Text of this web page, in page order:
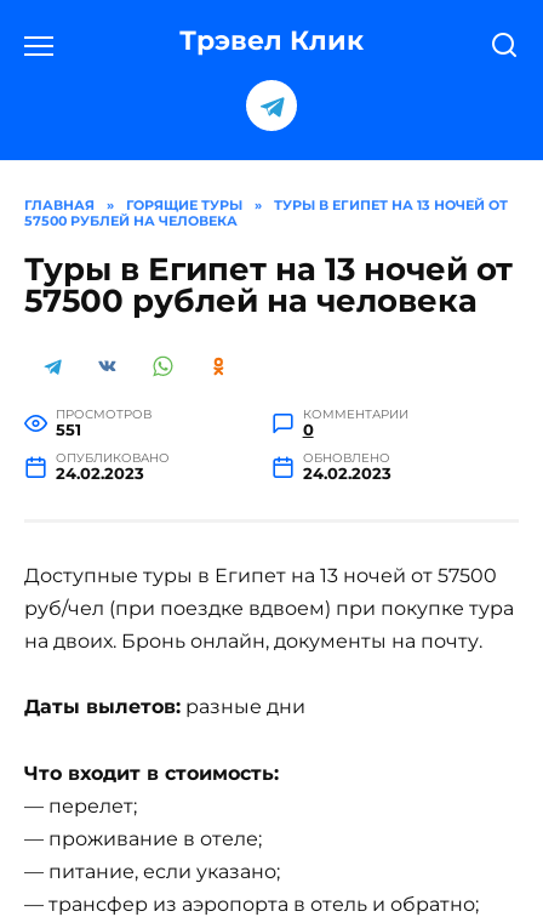
содержанию
Трэвел Клик
ГЛАВНАЯ » ГОРЯЩИЕ ТУРЫ »
ТУРЫ В ЕГИПЕТ НА 13 НОЧЕЙ ОТ
57500 РУБЛЕЙ НА ЧЕЛОВЕКА
Туры в Египет на 13 ночей от
57500 рублей на человека
ПРОСМОТРОВ
551
КОММЕНТАРИИ
0
ОПУБЛИКОВАНО
24.02.2023
ОБНОВЛЕНО
24.02.2023
Доступные туры в Египет на 13 ночей от 57500
руб/чел (при поездке вдвоем) при покупке тура
на двоих. Бронь онлайн, документы на почту.
Даты вылетов: разные дни
Что входит в стоимость:
— перелет;
— проживание в отеле;
— питание, если указано;
— трансфер из аэропорта в отель и обратно;